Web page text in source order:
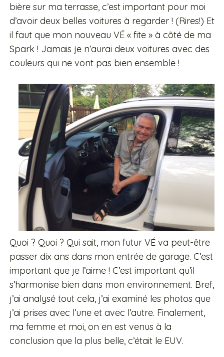
bière sur ma terrasse, c’est important pour moi
d’avoir deux belles voitures à regarder ! (Rires!) Et
il faut que mon nouveau VÉ « fite » à côté de ma
Spark ! Jamais je n’aurai deux voitures avec des
couleurs qui ne vont pas bien ensemble !
Quoi ? Quoi ? Qui sait, mon futur VÉ va peut-être
passer dix ans dans mon entrée de garage. C’est
important que je l’aime ! C’est important qu’il
s’harmonise bien dans mon environnement. Bref,
j’ai analysé tout cela, j’ai examiné les photos que
j’ai prises avec l’une et avec l’autre. Finalement,
ma femme et moi, on en est venus à la
conclusion que la plus belle, c’était le EUV.